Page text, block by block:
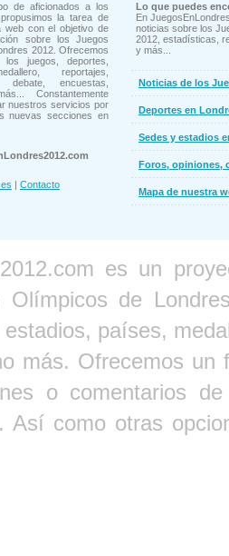
de aficionados a los
la tarea de
web con el objetivo de
sobre los Juegos
2012. Ofrecemos
juegos, deportes,
reportajes,
encuestas,
Constantemente
nuestros servicios por
nuevas secciones en
| Contacto
Lo que puedes
En
noticias sobre los
2012, estadísticas,
y más...
Noticias de los
Deportes en
Sedes y estadios
Foros, opiniones,
Mapa de nuestra
es un
Olímpicos de
países,
más. Ofrecemos un
o comentarios
Así como otras